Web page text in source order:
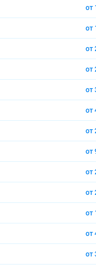
от
от
от
от
от
от
от
от
от
от
от
от
от